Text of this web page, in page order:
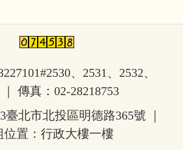
、2531、2532、
｜ 傳真：02-28218753
臺北市北投區明德路365號 ｜
位置：行政大樓一樓